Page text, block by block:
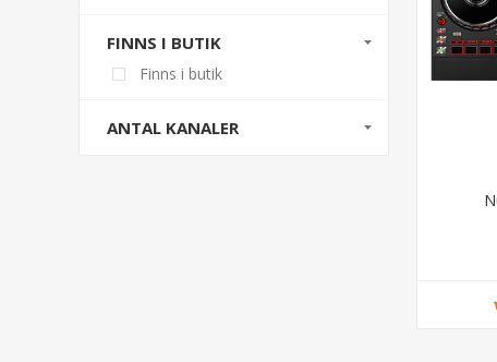
FINNS I BUTIK
Finns i butik
ANTAL KANALER